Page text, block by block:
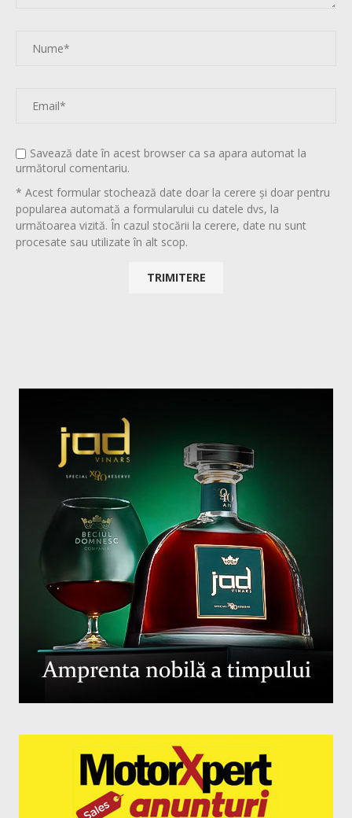
Savează date în acest browser ca sa apara automat la
următorul comentariu.
* Acest formular stochează date doar la cerere și doar pentru
popularea automată a formularului cu datele dvs, la
următoarea vizită. În cazul stocării la cerere, date nu sunt
procesate sau utilizate în alt scop.